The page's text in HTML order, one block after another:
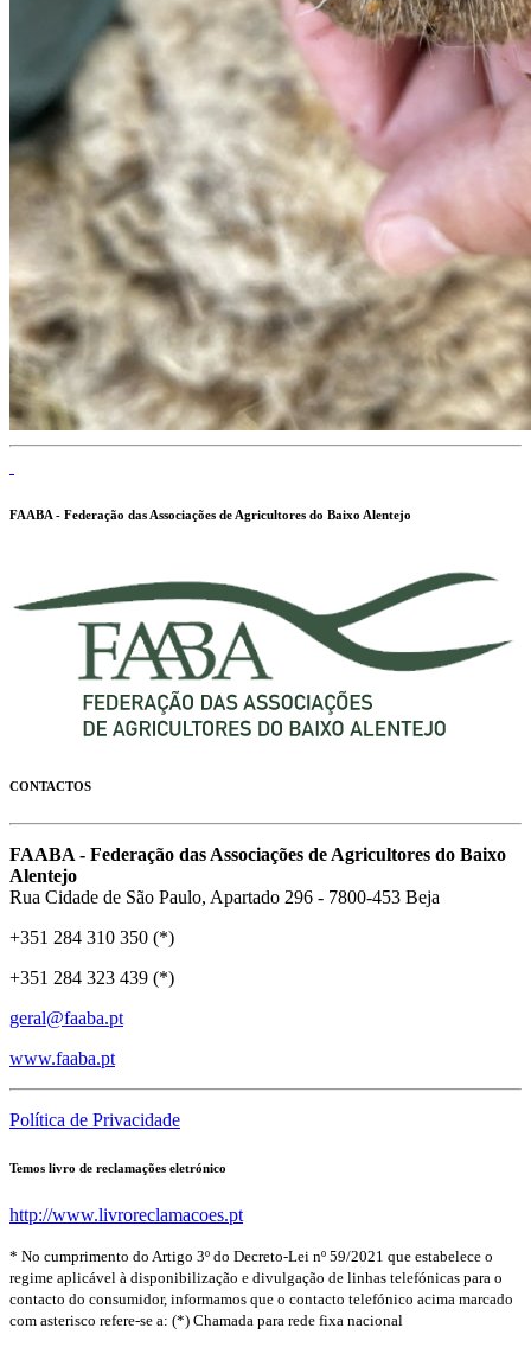
FAABA - Federação das Associações de Agricultores do Baixo Alentejo
CONTACTOS
FAABA - Federação das Associações de Agricultores do Baixo
Alentejo
Rua Cidade de São Paulo, Apartado 296 - 7800-453 Beja
+351 284 310 350 (*)
+351 284 323 439 (*)
geral@faaba.pt
www.faaba.pt
Política de Privacidade
Temos livro de reclamações eletrónico
http://www.livroreclamacoes.pt
* No cumprimento do Artigo 3º do Decreto-Lei nº 59/2021 que estabelece o
regime aplicável à disponibilização e divulgação de linhas telefónicas para o
contacto do consumidor, informamos que o contacto telefónico acima marcado
com asterisco refere-se a: (*) Chamada para rede fixa nacional